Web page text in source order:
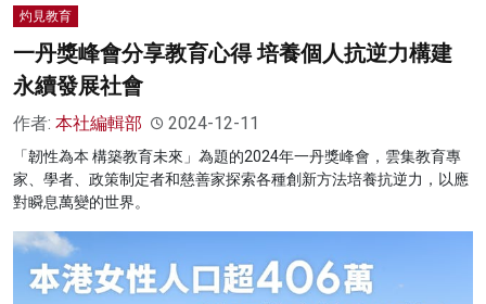
灼見教育
一丹獎峰會分享教育心得 培養個人抗逆力構建
永續發展社會
作者: 本社編輯部 2024-12-11
「韌性為本 構築教育未來」為題的2024年一丹獎峰會，雲集教育專
家、學者、政策制定者和慈善家探索各種創新方法培養抗逆力，以應
對瞬息萬變的世界。